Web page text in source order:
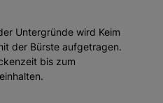
Untergründe wird Keim
der Bürste aufgetragen.
bis zum